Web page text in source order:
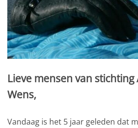
Lieve mensen van
Wens,
Vandaag is het 5 jaar geleden dat